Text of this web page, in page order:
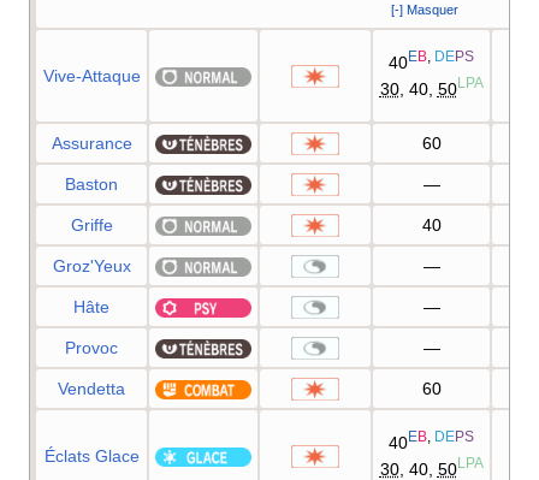
[-] Masquer
Vive-Attaque
40EB DEPS
30, 40, 50LPA
Assurance 60
Baston —
Griffe 40
Groz'Yeux —
Hâte —
Provoc —
Vendetta 60
Éclats Glace
40EB DEPS
30, 40, 50LPA